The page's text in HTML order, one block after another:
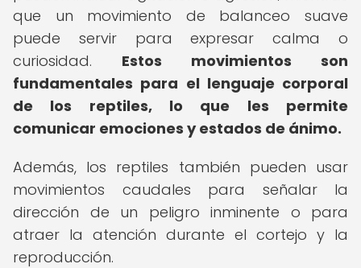
que un movimiento de balanceo suave
puede servir para expresar calma o
curiosidad. Estos movimientos son
fundamentales para el lenguaje corporal
de los reptiles, lo que les permite
comunicar emociones y estados de ánimo.
Además, los reptiles también pueden usar
movimientos caudales para señalar la
dirección de un peligro inminente o para
atraer la atención durante el cortejo y la
reproducción.